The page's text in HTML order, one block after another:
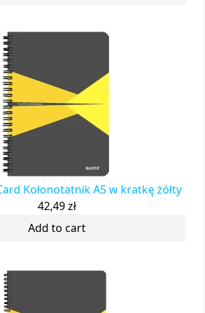
Kołonotatnik A5 w kratkę żółty
42,49zł
Add to cart